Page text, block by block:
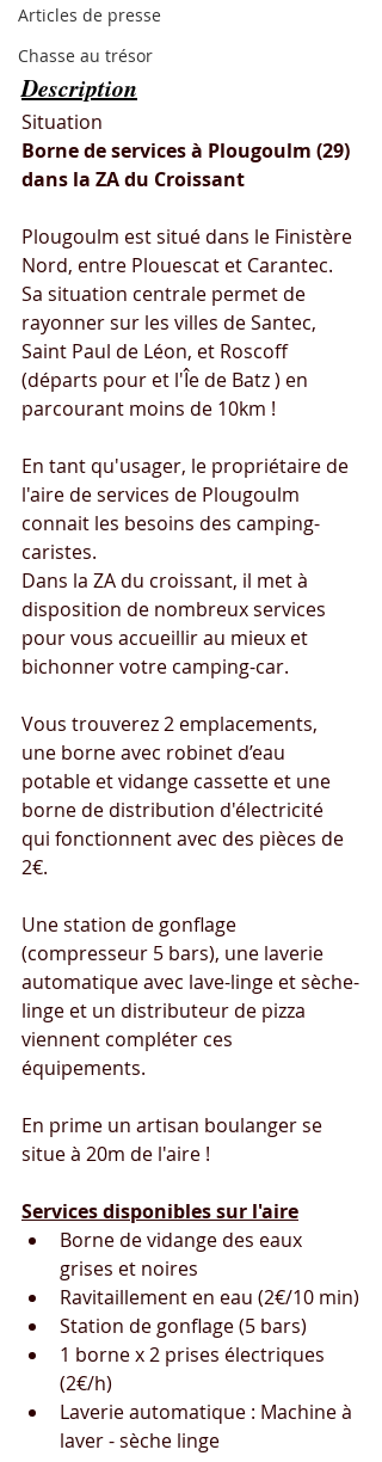
Articles de presse
Chasse au trésor
Description
Situation
Borne de services à Plougoulm (29)
dans la ZA du Croissant
Plougoulm est situé dans le Finistère
Nord, entre Plouescat et Carantec.
Sa situation centrale permet de
rayonner sur les villes de Santec,
Saint Paul de Léon, et Roscoff
(départs pour et l'Îe de Batz ) en
parcourant moins de 10km !
En tant qu'usager, le propriétaire de
l'aire de services de Plougoulm
connait les besoins des camping-
caristes.
Dans la ZA du croissant, il met à
disposition de nombreux services
pour vous accueillir au mieux et
bichonner votre camping-car.
Vous trouverez 2 emplacements,
une borne avec robinet d’eau
potable et vidange cassette et une
borne de distribution d'électricité
qui fonctionnent avec des pièces de
2€.
Une station de gonflage
(compresseur 5 bars), une laverie
automatique avec lave-linge et sèche-
linge et un distributeur de pizza
viennent compléter ces
équipements.
En prime un artisan boulanger se
situe à 20m de l'aire !
Services disponibles sur l'aire
Borne de vidange des eaux
grises et noires
Ravitaillement en eau (2€/10 min)
Station de gonflage (5 bars)
1 borne x 2 prises électriques
(2€/h)
Laverie automatique : Machine à
laver - sèche linge